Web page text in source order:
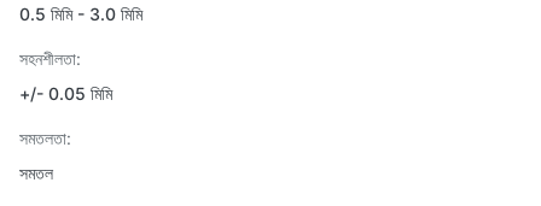
0.5 মিমি - 3.0 মিমি
সহনশীলতা:
+/- 0.05 মিমি
সমতলতা:
সমতল